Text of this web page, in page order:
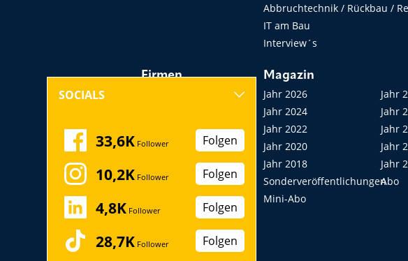
Abbruchtechnik / Rückbau /
IT am Bau
Interview´s
Firmen
Messen, Seminare,
Kongresse
Startup
Magazin
Jahr 2026
Jahr
Jahr 2024
Jahr
Jahr 2022
Jahr
Jahr 2020
Jahr
Jahr 2018
Jahr
SonderveröffentlichungenAbo
Mini-Abo
SOCIALS
33,6K Follower Folgen
10,2K Follower Folgen
4,8K Follower Folgen
28,7K Follower Folgen